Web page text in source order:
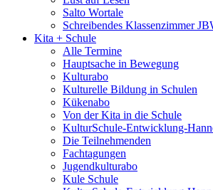
Salto Wortale
Schreibendes Klassenzimmer
Kita + Schule
Alle Termine
Hauptsache in Bewegung
Kulturabo
Kulturelle Bildung in Schulen
Kükenabo
Von der Kita in die Schule
KulturSchule-Entwicklung-
Die Teilnehmenden
Fachtagungen
Jugendkulturabo
Kule Schule